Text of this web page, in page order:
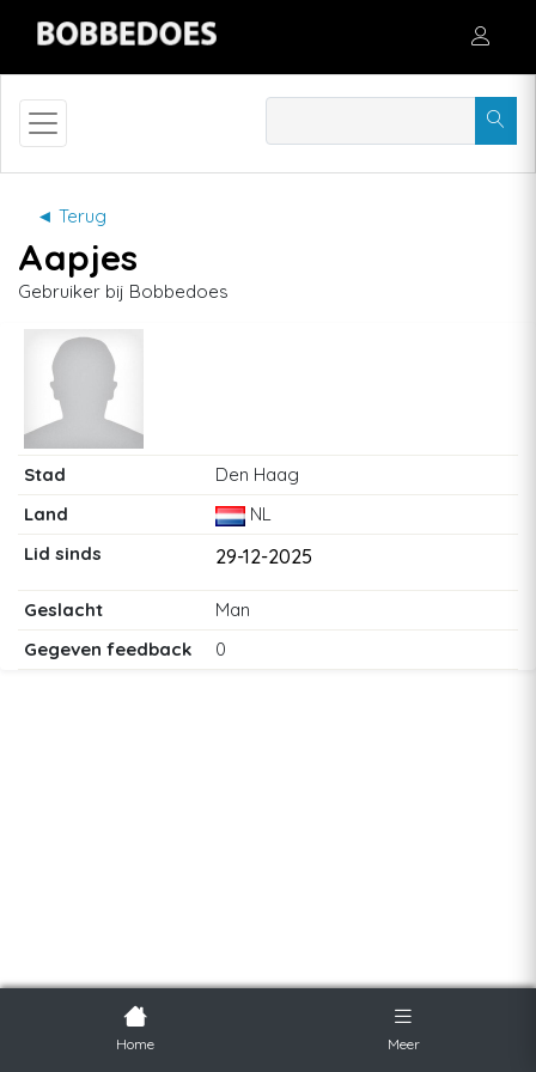
◄ Terug
Aapjes
Gebruiker bij Bobbedoes
Stad
Den Haag
Land
NL
Lid sinds
29-12-2025
Geslacht
Man
Gegeven feedback
0
Home Meer